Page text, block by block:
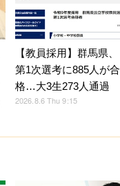
【教員採用】群馬県、
第1次選考に885人が合
格…大3生273人通過
2026.8.6 Thu 9:15